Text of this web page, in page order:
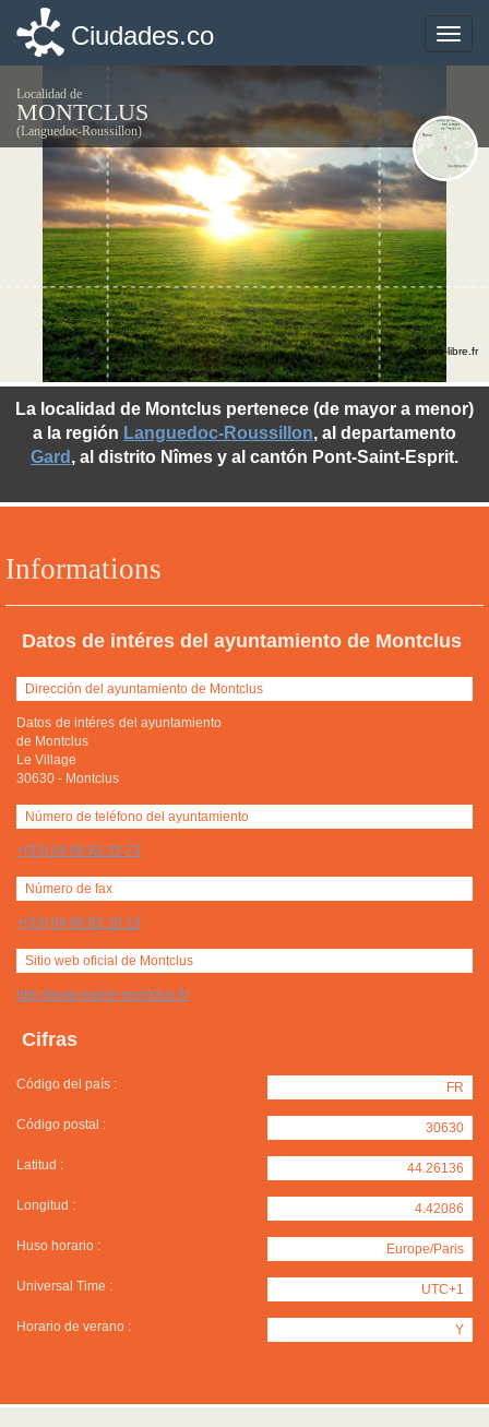
Toggle
Ciudades.co
Localidad de
MONTCLUS
(Languedoc-Roussillon)
Informations
Datos de intéres del ayuntamiento de Montclus
Dirección del ayuntamiento de Montclus
Datos de intéres del ayuntamiento
de Montclus
Le Village
30630 - Montclus
Número de teléfono del ayuntamiento
+(33) 04 66 82 25 73
Número de fax
+(33) 04 66 82 20 13
Sitio web oficial de Montclus
http://www.mairie-montclus.fr/
Cifras
Código del país : FR
Código postal : 30630
Latitud : 44.26136
Longitud : 4.42086
Huso horario : Europe/Paris
Universal Time : UTC+1
Horario de verano : Y
La localidad de Montclus pertenece (de mayor a menor)
a la región Languedoc-Roussillon, al departamento
Gard , al distrito Nîmes y al cantón Pont-Saint-Esprit.
©photo-libre.fr
Toggle
Ciudades.co